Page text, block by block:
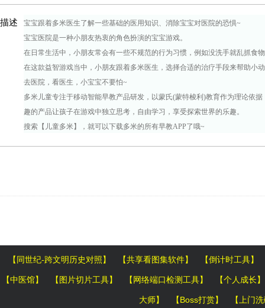
描述
宝宝跟着多米医生了解一些基础的医用知识、消除宝宝对医院的恐惧~
宝宝医院是一种小朋友热衷的角色扮演的宝宝游戏。
在日常生活中，小朋友常会有一些不规范的行为习惯，例如没洗手就乱抓
在这款益智游戏当中，小朋友跟着多米医生，选择合适的治疗手段来帮助小
去医院，看医生，小宝宝不要怕~
多米儿童专注于移动智能早教产品研发，以蒙氏(蒙特梭利)教育作为理论依
趣的产品让孩子在游戏中独立思考，自由学习，享受探索世界的乐趣。
搜索【儿童多米】，就可以下载多米的所有早教APP了哦~
【同世纪-跨文明历史对照】 【共享看图集软件】 【倒计时工具】
【中医馆】 【图片切片工具】 【网络端口检测工具】 【个人成长】
大师】 【Boss打赏】 【上门